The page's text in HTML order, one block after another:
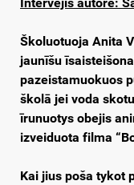
Intervejis autore:
Školuotuoja Anita
jaunīšu
pazeistamuokuos
školā jei voda
īrunuotys obejis
izveiduota filma
Kai jius poša tykot